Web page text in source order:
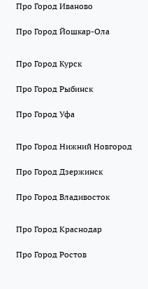
Про Город Иваново
Про Город Йошкар-Ола
Про Город Курск
Про Город Рыбинск
Про Город Уфа
Про Город Нижний Новгород
Про Город Дзержинск
Про Город Владивосток
Про Город Краснодар
Про Город Ростов